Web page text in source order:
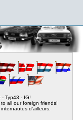
- Typ43 - IG!
all our foreign friends!
d'ailleurs.